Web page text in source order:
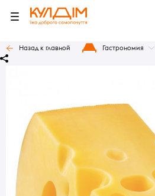
Назад к главной Гастрономия